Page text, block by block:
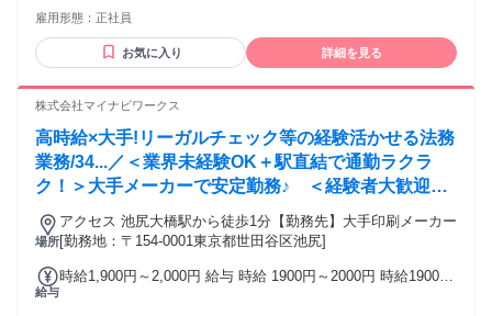
用・研修期間の条件：本採用と同じ
業経理士2級の資格を活かして管理部門で長く活躍したい方 ・
人事・総務だけでなく経理を含めた幅広い業務に携わりたい
方 ・社内外と連携しながら業務を進めることができる方 ・資
雇用形態： 正社員
お気に入り 詳細を見る
株式会社マイナビワークス
高時給×大手!リーガルチェック等の経験活かせる法務
業務/34...／＜業界未経験OK＋駅直結で通勤ラクラ
ク！＞大手メーカーで安定勤務♪ ＜経験者大歓迎×
高時給＞休憩室にはドリンクサーバー完備！隣には同
じお仕事をしている方がいるので安心ですね♪渋谷近
〇#月収25万円以上！
場所
アクセス 池尻大橋駅から徒歩1分【勤務先】大手印刷メーカー
[勤務地：〒154-0001東京都世田谷区池尻]
給与
時給1,900円～2,000円 給与 時給 1900円～2000円 時給1900円